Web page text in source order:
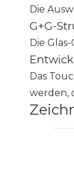
Die
G+G-
Die
Das
werden,